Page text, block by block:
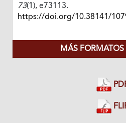
73(1), e73113.
https://doi.org/10.38141/
MÁS FORMATOS